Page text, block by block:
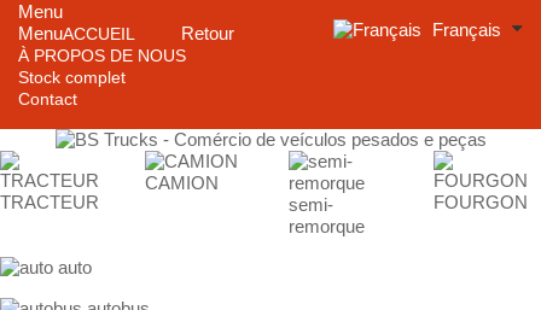
Menu
Menu
Retour
ACCUEIL
À PROPOS DE NOUS
Stock complet
Contact
Français
TRACTEUR
CAMION
semi-
remorque
FOURGON
auto